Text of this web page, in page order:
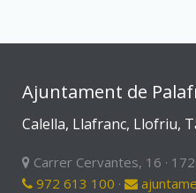
Ajuntament de
Calella, Llafranc, Llofriu,
Carrer Cervantes, 16 ·
972 613 100 ·